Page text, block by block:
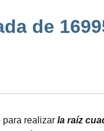
de
para realizar la raíz